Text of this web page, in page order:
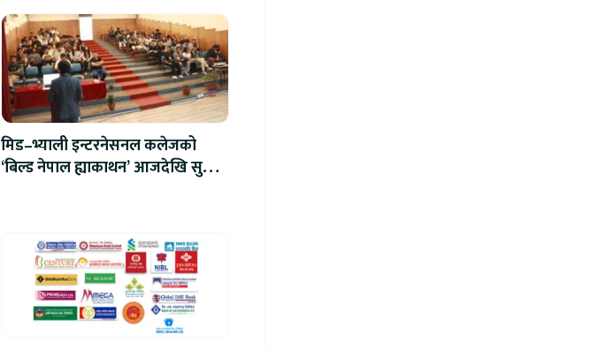
मिड–भ्याली इन्टरनेसनल कलेजको
‘बिल्ड नेपाल ह्याकाथन’ आजदेखि सुरु,